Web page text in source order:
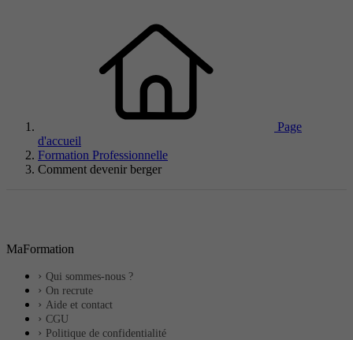
Page
d'accueil
Formation Professionnelle
Comment devenir berger
MaFormation
Qui sommes-nous ?
On recrute
Aide et contact
CGU
Politique de confidentialité